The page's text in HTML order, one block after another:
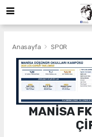
Anasayfa SPOR
MANİSA